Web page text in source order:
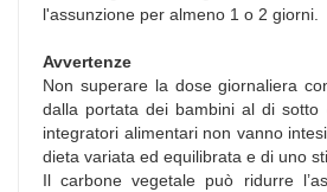
l'assunzione per almeno 1 o 2 giorni.
Avvertenze
Non superare la dose giornaliera
dalla portata dei bambini al di
integratori alimentari non vanno
dieta variata ed equilibrata e di uno
Il carbone vegetale può ridurre